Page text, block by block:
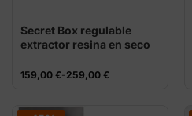
Secret Box regulable
extractor resina en seco
159,00 €-259,00 €
Rango
159,00 €